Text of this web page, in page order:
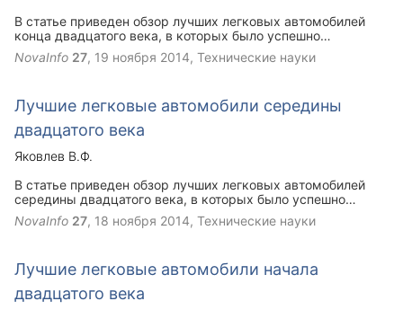
В статье приведен обзор лучших легковых автомобилей
конца двадцатого века, в которых было успешно
реализовано новое инженерное решение какой-либо
системы, затем примененное и на других моделях;
модернизации; автомобиль имел лучшие характеристики,
автомобили выбирались по десятилетиям прошлого века.
NovaInfo 27, 19 ноября 2014, Технические науки
Лучшие легковые автомобили середины
двадцатого века
Яковлев В.Ф.
В статье приведен обзор лучших легковых автомобилей
середины двадцатого века, в которых было успешно
реализовано новое инженерное решение какой-либо
системы, затем примененное и на других моделях;
модернизации; автомобиль имел лучшие характеристики,
автомобили выбирались по десятилетиям прошлого века.
NovaInfo 27, 18 ноября 2014, Технические науки
Лучшие легковые автомобили начала
двадцатого века